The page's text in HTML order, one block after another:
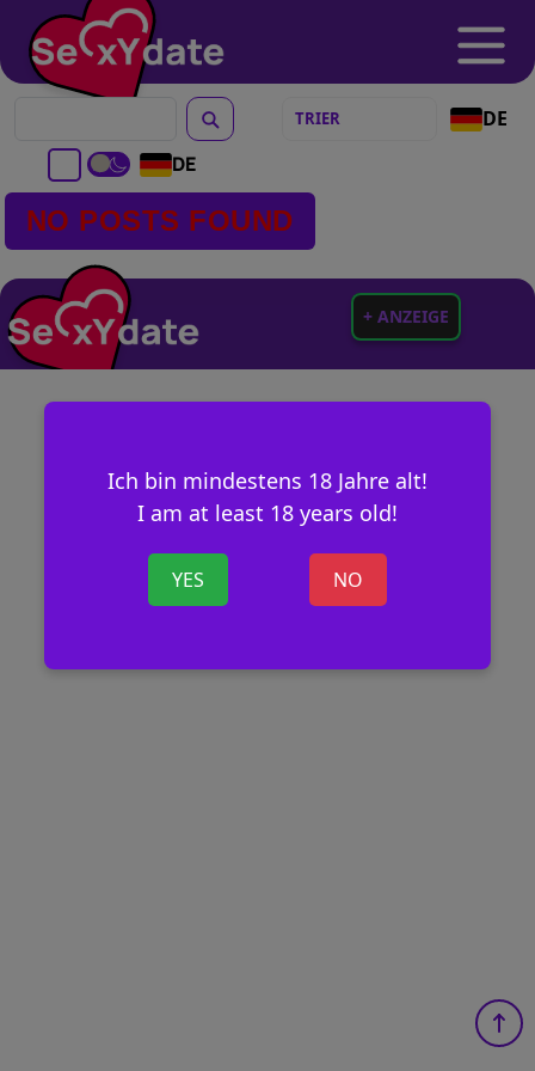
DE
DE
Ich bin mindestens 18 Jahre alt!
I am at least 18 years old!
YES NO
NO POSTS FOUND
+ ANZEIGE